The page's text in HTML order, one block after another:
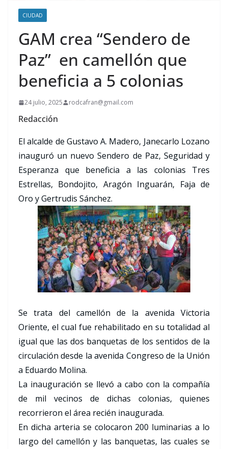
CIUDAD
GAM crea “Sendero de
Paz” en camellón que
beneficia a 5 colonias
24 julio, 2025 rodcafran@gmail.com
Redacción
El alcalde de Gustavo A. Madero, Janecarlo Lozano
inauguró un nuevo Sendero de Paz, Seguridad y
Esperanza que beneficia a las colonias Tres
Estrellas, Bondojito, Aragón Inguarán, Faja de
Oro y Gertrudis Sánchez.
Se trata del camellón de la avenida Victoria
Oriente, el cual fue rehabilitado en su totalidad al
igual que las dos banquetas de los sentidos de la
circulación desde la avenida Congreso de la Unión
a Eduardo Molina.
La inauguración se llevó a cabo con la compañía
de mil vecinos de dichas colonias, quienes
recorrieron el área recién inaugurada.
En dicha arteria se colocaron 200 luminarias a lo
largo del camellón y las banquetas, las cuales se